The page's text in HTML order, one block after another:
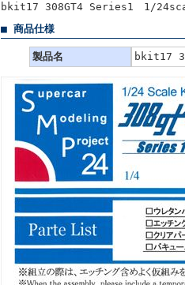
bkit17 308GT4 Series1 1/
■ 商品仕様
製品名 bkit17